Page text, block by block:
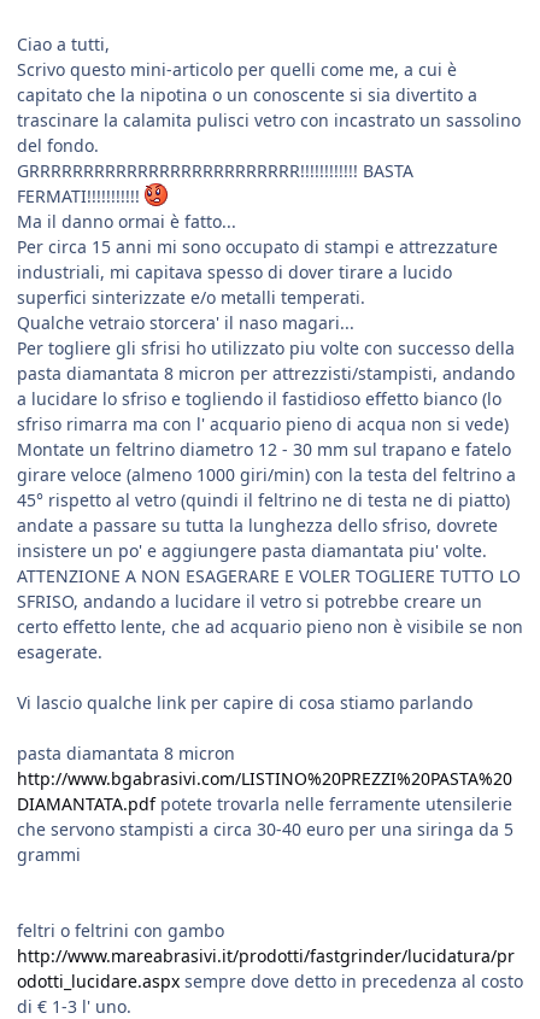
Ciao a tutti,
Scrivo questo mini-articolo per quelli come me, a cui è
capitato che la nipotina o un conoscente si sia divertito a
trascinare la calamita pulisci vetro con incastrato un sassolino
del fondo.
GRRRRRRRRRRRRRRRRRRRRRRRRR!!!!!!!!!!!! BASTA
FERMATI!!!!!!!!!!!
Ma il danno ormai è fatto...
Per circa 15 anni mi sono occupato di stampi e attrezzature
industriali, mi capitava spesso di dover tirare a lucido
superfici sinterizzate e/o metalli temperati.
Qualche vetraio storcera' il naso magari...
Per togliere gli sfrisi ho utilizzato piu volte con successo della
pasta diamantata 8 micron per attrezzisti/stampisti, andando
a lucidare lo sfriso e togliendo il fastidioso effetto bianco (lo
sfriso rimarra ma con l' acquario pieno di acqua non si vede)
Montate un feltrino diametro 12 - 30 mm sul trapano e fatelo
girare veloce (almeno 1000 giri/min) con la testa del feltrino a
45° rispetto al vetro (quindi il feltrino ne di testa ne di piatto)
andate a passare su tutta la lunghezza dello sfriso, dovrete
insistere un po' e aggiungere pasta diamantata piu' volte.
ATTENZIONE A NON ESAGERARE E VOLER TOGLIERE TUTTO LO
SFRISO, andando a lucidare il vetro si potrebbe creare un
certo effetto lente, che ad acquario pieno non è visibile se non
esagerate.
Vi lascio qualche link per capire di cosa stiamo parlando
pasta diamantata 8 micron
http://www.bgabrasivi.com/LISTINO%20PREZZI%20PASTA%20
DIAMANTATA.pdfpotete trovarla nelle ferramente utensilerie
che servono stampisti a circa 30-40 euro per una siringa da 5
grammi
feltri o feltrini con gambo
http://www.mareabrasivi.it/prodotti/fastgrinder/lucidatura/pr
odotti_lucidare.aspx sempre dove detto in precedenza al costo
di € 1-3 l' uno.